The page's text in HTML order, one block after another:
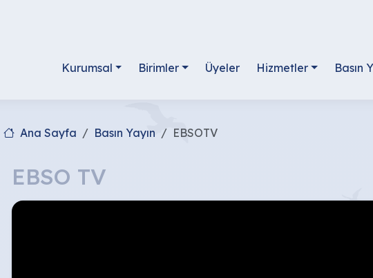
Kurumsal Birimler Üyeler Hizmetler Basın
Ana Sayfa Basın Yayın EBSOTV
EBSO TV